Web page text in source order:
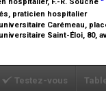
praticien hospitalier
Carémeau,
Saint-Éloi, 80,
Testez-vous